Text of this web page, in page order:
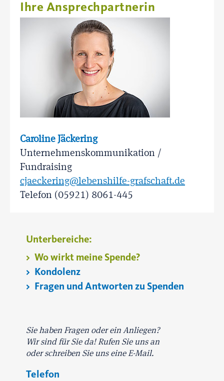
Ihre Ansprechpartnerin
Caroline Jäckering
Unternehmenskommunikation /
Fundraising
cjaeckering@lebenshilfe-grafschaft.de
Telefon (05921) 8061-445
Unterbereiche:
Wo wirkt meine Spende?
Kondolenz
Fragen und Antworten zu Spenden
Sie haben Fragen oder ein Anliegen?
Wir sind für Sie da! Rufen Sie uns an
oder schreiben Sie uns eine E-Mail.
Telefon